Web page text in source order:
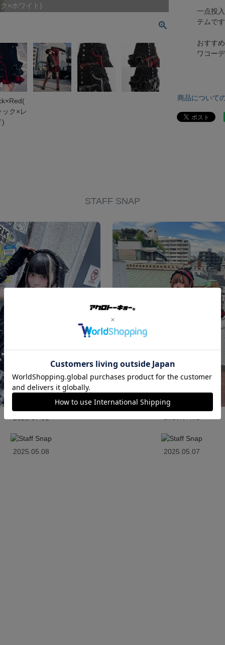
×ホワイト)
ック×レ
)
一点投
テムで
おすす
ワコー
商品について
STAFF SNAP
2025.07.01
2025.05.08 2025.05.07